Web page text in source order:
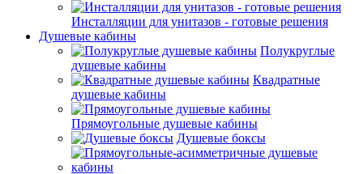
Инсталляции для унитазов - готовые решения
Душевые кабины
Полукруглые
душевые кабины
Квадратные
душевые кабины
Прямоугольные душевые кабины
Душевые боксы